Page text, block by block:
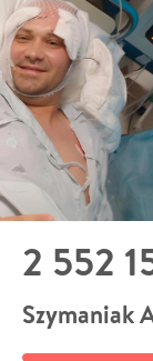
2 552
Szymaniak